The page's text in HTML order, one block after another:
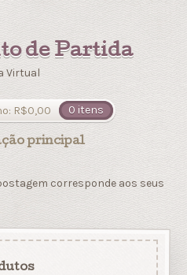
de Partida
Virtual
R$0,00 0 itens
principal
corresponde aos seus